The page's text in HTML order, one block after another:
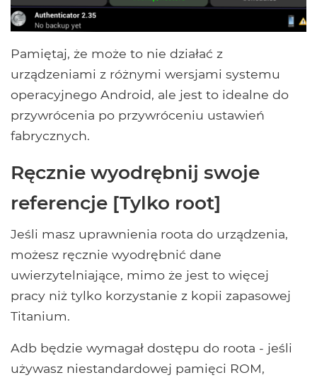
Pamiętaj, że może to nie działać z
urządzeniami z różnymi wersjami systemu
operacyjnego Android, ale jest to idealne do
przywrócenia po przywróceniu ustawień
fabrycznych.
Ręcznie wyodrębnij swoje
referencje [Tylko root]
Jeśli masz uprawnienia roota do urządzenia,
możesz ręcznie wyodrębnić dane
uwierzytelniające, mimo że jest to więcej
pracy niż tylko korzystanie z kopii zapasowej
Titanium.
Adb będzie wymagał dostępu do roota - jeśli
używasz niestandardowej pamięci ROM,